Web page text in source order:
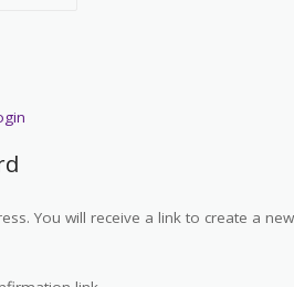
You will receive a link to create a new